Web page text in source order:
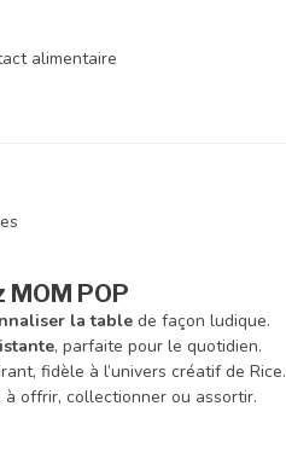
alimentaire
MOM POP
la table de façon ludique.
, parfaite pour le quotidien.
fidèle à l’univers créatif de Rice.
à offrir, collectionner ou assortir.